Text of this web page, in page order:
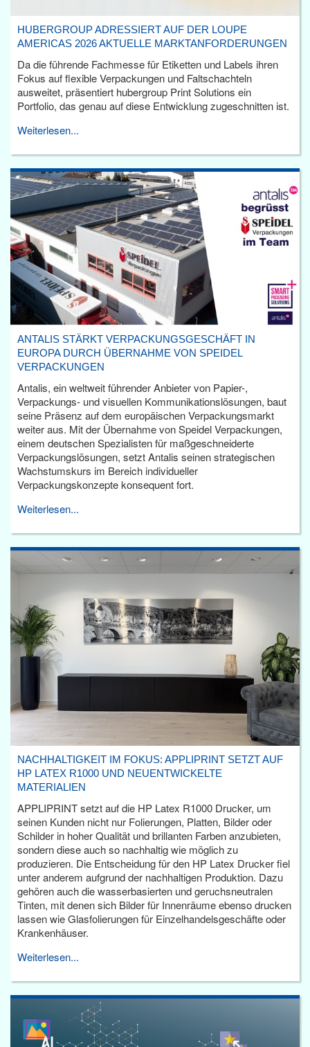
HUBERGROUP ADRESSIERT AUF DER LOUPE
AMERICAS 2026 AKTUELLE MARKTANFORDERUNGEN
Da die führende Fachmesse für Etiketten und Labels ihren
Fokus auf flexible Verpackungen und Faltschachteln
ausweitet, präsentiert hubergroup Print Solutions ein
Portfolio, das genau auf diese Entwicklung zugeschnitten ist.
Weiterlesen...
ANTALIS STÄRKT VERPACKUNGSGESCHÄFT IN
EUROPA DURCH ÜBERNAHME VON SPEIDEL
VERPACKUNGEN
Antalis, ein weltweit führender Anbieter von Papier-,
Verpackungs- und visuellen Kommunikationslösungen, baut
seine Präsenz auf dem europäischen Verpackungsmarkt
weiter aus. Mit der Übernahme von Speidel Verpackungen,
einem deutschen Spezialisten für maßgeschneiderte
Verpackungslösungen, setzt Antalis seinen strategischen
Wachstumskurs im Bereich individueller
Verpackungskonzepte konsequent fort.
Weiterlesen...
NACHHALTIGKEIT IM FOKUS: APPLIPRINT SETZT AUF
HP LATEX R1000 UND NEUENTWICKELTE
MATERIALIEN
APPLIPRINT setzt auf die HP Latex R1000 Drucker, um
seinen Kunden nicht nur Folierungen, Platten, Bilder oder
Schilder in hoher Qualität und brillanten Farben anzubieten,
sondern diese auch so nachhaltig wie möglich zu
produzieren. Die Entscheidung für den HP Latex Drucker fiel
unter anderem aufgrund der nachhaltigen Produktion. Dazu
gehören auch die wasserbasierten und geruchsneutralen
Tinten, mit denen sich Bilder für Innenräume ebenso drucken
lassen wie Glasfolierungen für Einzelhandelsgeschäfte oder
Krankenhäuser.
Weiterlesen...